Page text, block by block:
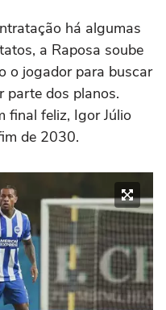
há algumas
a Raposa soube
o jogador para buscar
parte dos planos.
final feliz, Igor Júlio
de 2030.